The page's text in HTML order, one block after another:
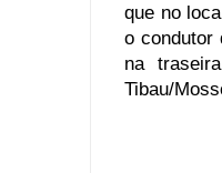
que no
o condutor
na
Tibau/